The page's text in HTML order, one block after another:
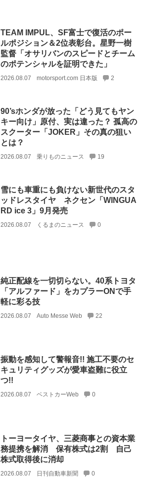
TEAM IMPUL、SF富士で復活のポー
ルポジション＆2位表彰台。星野一樹
監督「オサリバンのスピードとチーム
のポテンシャルを証明できた」
2026.08.07 motorsport.com 日本版 2
90’sホンダが放った「どう見てもヤン
キー向け」原付、実は違った？ 孤高の
スクーター「JOKER」その真の狙い
とは？
2026.08.07 乗りものニュース 19
雪にも車重にも負けない新世代のスタ
ッドレスタイヤ ネクセン「WINGUA
RD ice 3」9月発売
2026.08.07 くるまのニュース 0
純正配線を一切切らない。40系トヨタ
「アルファード」をカプラーONで手
軽に彩る技
2026.08.07 Auto Messe Web 22
振動を感知して警報音!! 施工不要のセ
キュリティグッズが愛車盗難に役立
つ!!
2026.08.07 ベストカーWeb 0
トーヨータイヤ、三菱商事との資本業
務提携を解消 保有株式は2割 自己
株式取得後に消却
2026.08.07 日刊自動車新聞 0